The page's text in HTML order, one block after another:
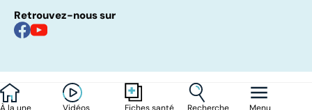
À la une Vidéos Recherche Menu
Retrouvez-nous sur